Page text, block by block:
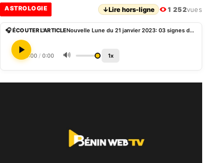
ASTROLOGIE ↓Lire hors-ligne 1 252vues
🎧 ÉCOUTER L'ARTICLE Nouvelle Lune du 21 janvier 2023: 03 signes du zodiaque passeront une période compliquée
0:00 / 0:00 🔊 1x